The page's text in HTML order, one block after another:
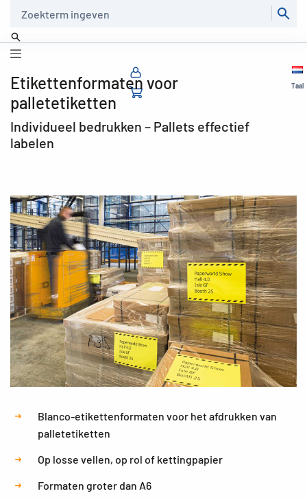
Taal
Etikettenformaten voor
palletetiketten
Individueel bedrukken – Pallets effectief
labelen
Blanco-etikettenformaten voor het afdrukken van
palletetiketten
Op losse vellen, op rol of kettingpapier
Formaten groter dan A6